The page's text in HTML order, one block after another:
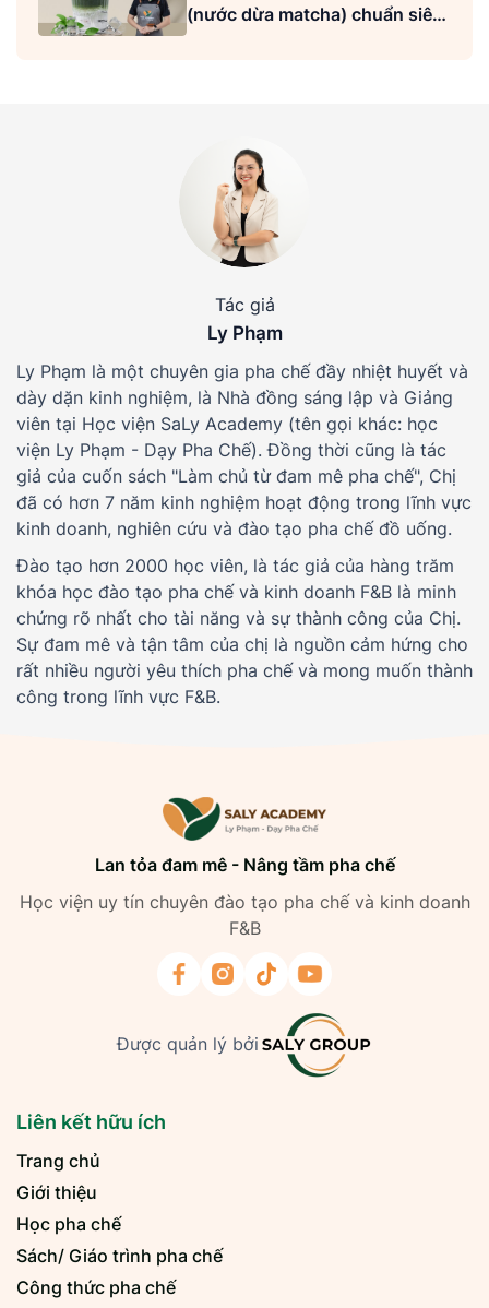
(nước dừa matcha) chuẩn siêu
Tác giả
Ly Phạm
Ly Phạm là một chuyên gia pha chế đầy nhiệt huyết và
dày dặn kinh nghiệm, là Nhà đồng sáng lập và Giảng
viên tại Học viện SaLy Academy (tên gọi khác: học
viện Ly Phạm - Dạy Pha Chế). Đồng thời cũng là tác
giả của cuốn sách "Làm chủ từ đam mê pha chế", Chị
đã có hơn 7 năm kinh nghiệm hoạt động trong lĩnh vực
kinh doanh, nghiên cứu và đào tạo pha chế đồ uống.
Đào tạo hơn 2000 học viên, là tác giả của hàng trăm
khóa học đào tạo pha chế và kinh doanh F&B là minh
chứng rõ nhất cho tài năng và sự thành công của Chị.
Sự đam mê và tận tâm của chị là nguồn cảm hứng cho
rất nhiều người yêu thích pha chế và mong muốn thành
công trong lĩnh vực F&B.
Lan tỏa đam mê - Nâng tầm pha chế
Học viện uy tín chuyên đào tạo pha chế và kinh doanh
F&B
Được quản lý bởi
Liên kết hữu ích
Trang chủ
Giới thiệu
Học pha chế
Sách/ Giáo trình pha chế
Công thức pha chế